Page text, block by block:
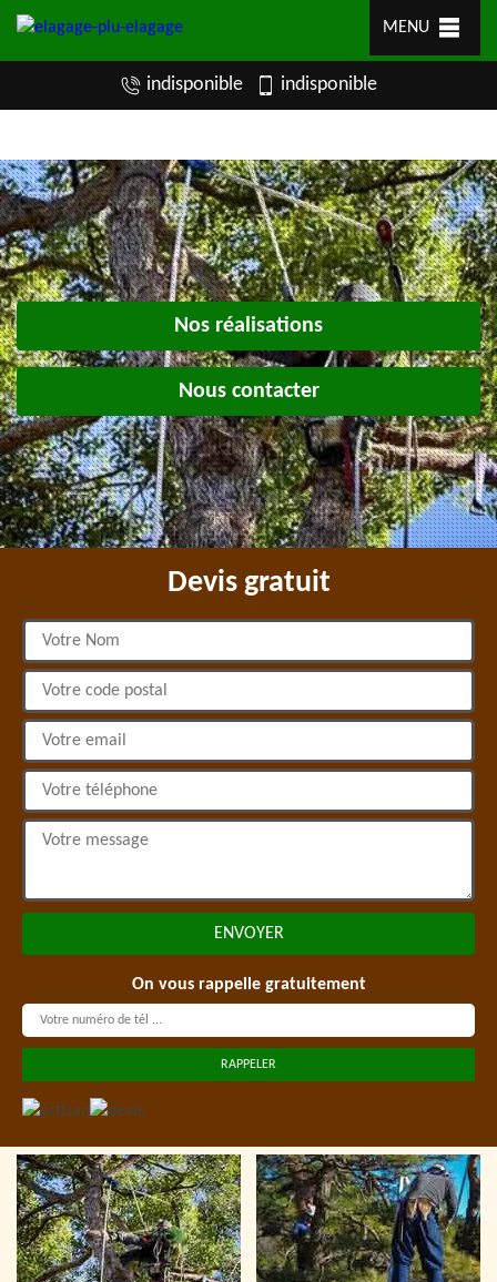
MENU
indisponible indisponible
Nos réalisations
Nous contacter
Devis gratuit
On vous rappelle gratuitement